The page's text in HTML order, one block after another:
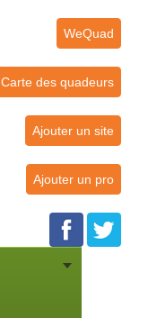
WeQuad
Carte des quadeurs
Ajouter un site
Ajouter un pro